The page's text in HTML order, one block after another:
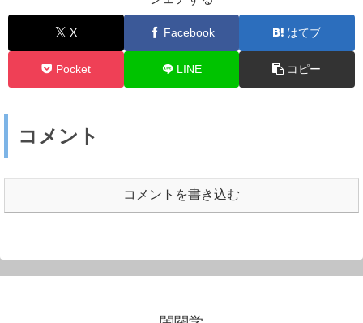
X Facebook はてブ
Pocket LINE コピー
コメント
コメントを書き込む